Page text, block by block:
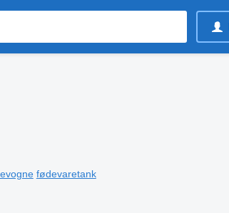
fødevaretank